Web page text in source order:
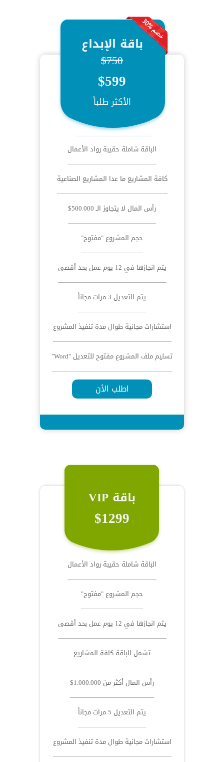
باقة الإبداع
$750
$599
الأكثر طلباً
الباقة شاملة حقيبة رواد الأعمال
كافة المشاريع ما عدا المشاريع الصناعية
رأس المال لا يتجاوز الـ 500.000$
حجم المشروع "مفتوح"
يتم انجازها في 12 يوم عمل بحد أقصى
يتم التعديل 3 مرات مجاناً
استشارات مجانية طوال مدة تنفيذ المشروع
تسليم ملف المشروع مفتوح للتعديل "Word"
اطلب الأن
باقة VIP
$1299
الباقة شاملة حقيبة رواد الأعمال
حجم المشروع "مفتوح"
يتم انجازها في 12 يوم عمل بحد أقصى
تشمل الباقة كافة المشاريع
رأس المال أكثر من 1.000.000$
يتم التعديل 5 مرات مجاناً
استشارات مجانية طوال مدة تنفيذ المشروع